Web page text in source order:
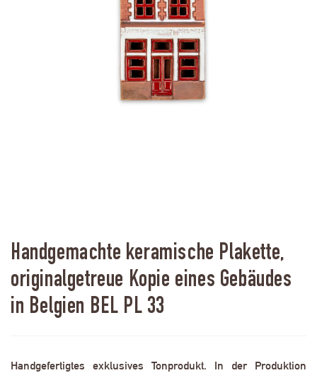
Handgemachte keramische Plakette,
originalgetreue Kopie eines Gebäudes
in Belgien BEL PL 33
Handgefertigtes exklusives Tonprodukt. In der Produktion